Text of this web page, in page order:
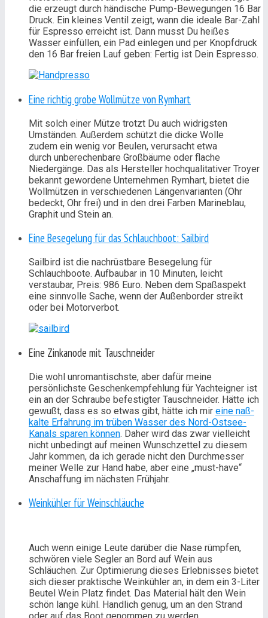
die erzeugt durch händische Pump-Bewegungen 16 Bar
Druck. Ein kleines Ventil zeigt, wann die ideale Bar-Zahl
für Espresso erreicht ist. Dann musst Du heißes
Wasser einfüllen, ein Pad einlegen und per Knopfdruck
den 16 Bar freien Lauf geben: Fertig ist Dein Espresso.
Eine richtig grobe Wollmütze von Rymhart
Mit solch einer Mütze trotzt Du auch widrigsten
Umständen. Außerdem schützt die dicke Wolle
zudem ein wenig vor Beulen, verursacht etwa
durch unberechenbare Großbäume oder flache
Niedergänge. Das als Hersteller hochqualitativer Troyer
bekannt gewordene Unternehmen Rymhart, bietet die
Wollmützen in verschiedenen Längenvarianten (Ohr
bedeckt, Ohr frei) und in den drei Farben Marineblau,
Graphit und Stein an.
Eine Besegelung für das Schlauchboot: Sailbird
Sailbird ist die nachrüstbare Besegelung für
Schlauchboote. Aufbaubar in 10 Minuten, leicht
verstaubar, Preis: 986 Euro. Neben dem Spaßaspekt
eine sinnvolle Sache, wenn der Außenborder streikt
oder bei Motorverbot.
Eine Zinkanode mit Tauschneider
Die wohl unromantischste, aber dafür meine
persönlichste Geschenkempfehlung für Yachteigner ist
ein an der Schraube befestigter Tauschneider. Hätte ich
gewußt, dass es so etwas gibt, hätte ich mir eine naß-
kalte Erfahrung im trüben Wasser des Nord-Ostsee-
Kanals sparen können. Daher wird das zwar vielleicht
nicht unbedingt auf meinen Wunschzettel zu diesem
Jahr kommen, da ich gerade nicht den Durchmesser
meiner Welle zur Hand habe, aber eine „must-have“
Anschaffung im nächsten Frühjahr.
Weinkühler für Weinschläuche
Auch wenn einige Leute darüber die Nase rümpfen,
schwören viele Segler an Bord auf Wein aus
Schläuchen. Zur Optimierung dieses Erlebnisses bietet
sich dieser praktische Weinkühler an, in dem ein 3-Liter
Beutel Wein Platz findet. Das Material hält den Wein
schön lange kühl. Handlich genug, um an den Strand